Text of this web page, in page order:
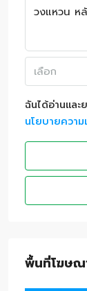
เลือก
ฉันได้อ่านและ
นโยบายควา
พื้นที่โฆษณ